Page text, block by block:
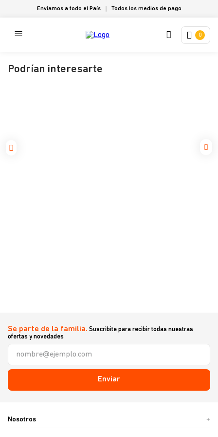
Enviamos a todo el País Todos los medios de pago
0
Podrían interesarte
Se parte de la familia. Suscribite para recibir todas nuestras
ofertas y novedades
Enviar
Nosotros +